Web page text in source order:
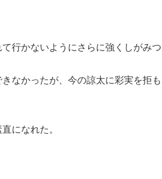
行かないようにさらに強くしがみつ
なかったが、今の諒太に彩実を拒
になれた。